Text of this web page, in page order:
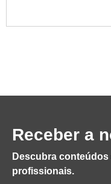
Receber a
Descubra
profissionais.